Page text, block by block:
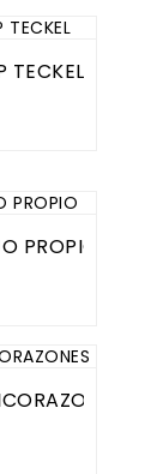
PROPIO